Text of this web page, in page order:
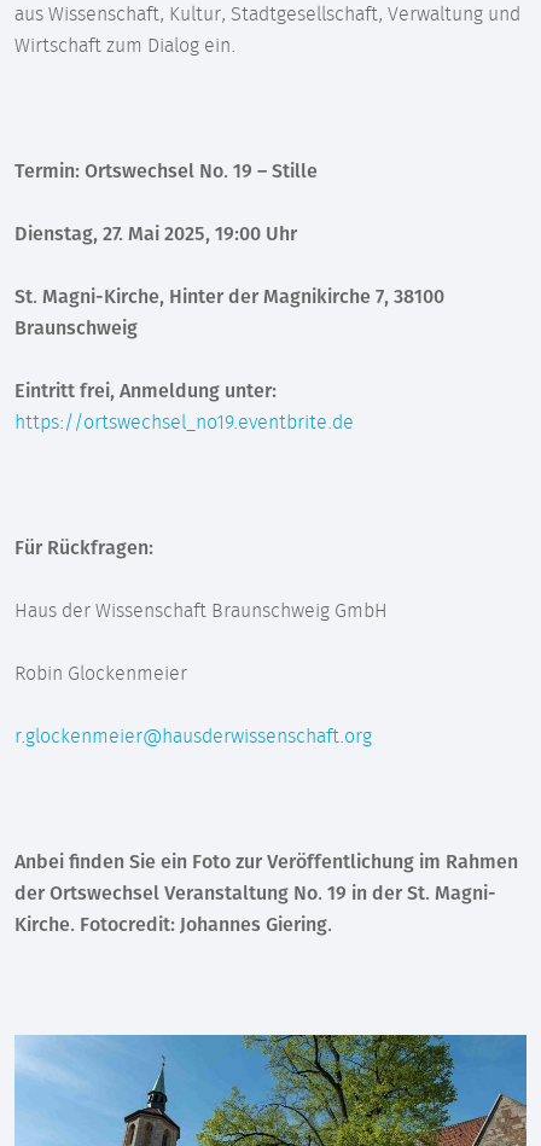
aus Wissenschaft, Kultur, Stadtgesellschaft, Verwaltung und
Wirtschaft zum Dialog ein.
Termin: Ortswechsel No. 19 – Stille
Dienstag, 27. Mai 2025, 19:00 Uhr
St. Magni-Kirche, Hinter der Magnikirche 7, 38100
Braunschweig
Eintritt frei, Anmeldung unter:
https://ortswechsel_no19.eventbrite.de
Für Rückfragen:
Haus der Wissenschaft Braunschweig GmbH
Robin Glockenmeier
r.glockenmeier@hausderwissenschaft.org
Anbei finden Sie ein Foto zur Veröffentlichung im Rahmen
der Ortswechsel Veranstaltung No. 19 in der St. Magni-
Kirche. Fotocredit: Johannes Giering.